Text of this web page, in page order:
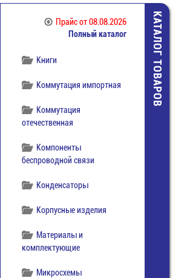
Прайсот 08.08.2026
Полный каталог
Кабельная продукция
Книги
Коммутация импортная
Коммутация
отечественная
Компоненты
беспроводной связи
Конденсаторы
Корпусные изделия
Материалы и
комплектующие
Микросхемы
КАТАЛОГ ТОВАРОВ